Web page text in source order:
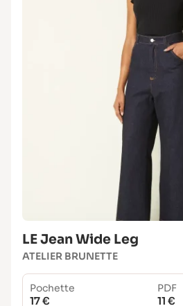
LE Jean Wide Leg
ATELIER BRUNETTE
Pochette
17 €
PDF
11 €